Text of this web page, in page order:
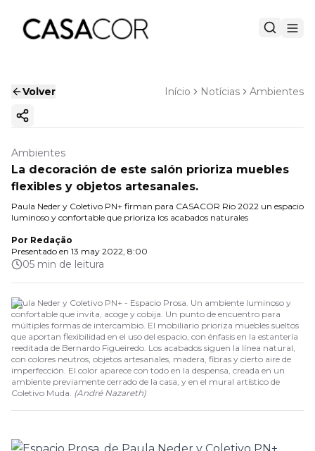
Volver Início Notícias Ambientes
Copiar enlace
Ambientes
La decoración de este salón prioriza muebles
flexibles y objetos artesanales.
Paula Neder y Coletivo PN+ firman para CASACOR Rio 2022 un espacio
luminoso y confortable que prioriza los acabados naturales
Por Redação
Presentado en 13 may 2022, 8:00
05 min de leitura
Paula Neder y Coletivo PN+ - Espacio Prosa. Un ambiente luminoso y
confortable que invita, acoge y cobija. Un punto de encuentro para
múltiples formas de intercambio. El mobiliario prioriza muebles sueltos
que aportan flexibilidad en el uso del espacio, con énfasis en la estantería
reeditada de Bernardo Figueiredo. Los acabados siguen la línea natural,
con colores neutros, objetos artesanales, madera, fibras y cierto aire de
imperfección. El color aparece con todo en la despensa, creada en un
ambiente previamente cerrado de la casa, y en el mural artístico de
Coletivo Muda. (André Nazareth)